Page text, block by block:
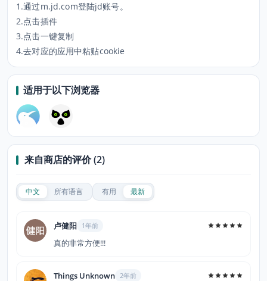
1.通过m.jd.com登陆jd账号。
2.点击插件
3.点击一键复制
4.去对应的应用中粘贴cookie
适用于以下浏览器
来自商店的评价 (2)
中文 所有语言 有用 最新
卢健阳 1年前
真的非常方便!!!
Things Unknown 2年前